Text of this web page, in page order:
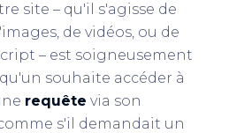
site – qu'il s'agisse de
de vidéos, ou de
– est soigneusement
souhaite accéder à
requête via son
s'il demandait un